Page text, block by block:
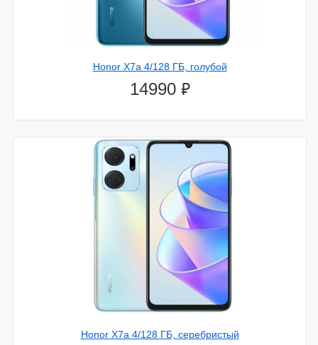
Honor X7a 4/128 ГБ, голубой
14990 ⃏
Honor X7a 4/128 ГБ, серебристый